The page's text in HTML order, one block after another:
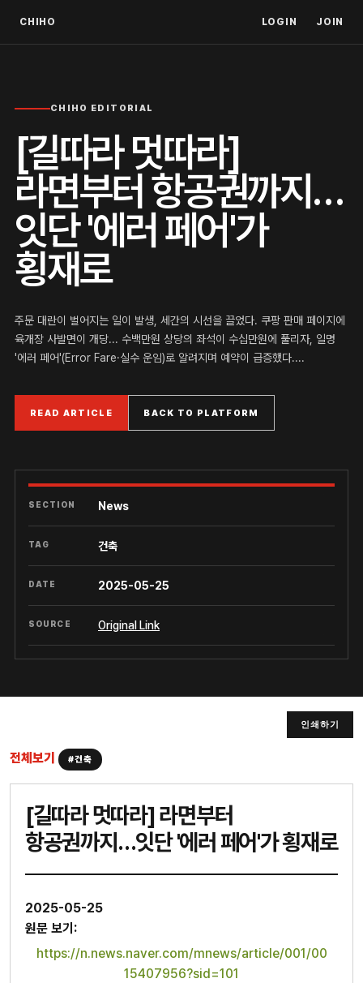
CHIHO LOGIN JOIN
CHIHO EDITORIAL
[길따라 멋따라]
라면부터 항공권까지…
잇단 '에러 페어'가
횡재로
주문 대란이 벌어지는 일이 발생, 세간의 시선을 끌었다. 쿠팡 판매 페이지에
육개장 사발면이 개당... 수백만원 상당의 좌석이 수십만원에 풀리자, 일명
'에러 페어'(Error Fare·실수 운임)로 알려지며 예약이 급증했다....
READ ARTICLE BACK TO PLATFORM
SECTION News
TAG 건축
DATE 2025-05-25
SOURCE Original Link
인쇄하기
전체보기 #건축
[길따라 멋따라] 라면부터
항공권까지…잇단 '에러 페어'가 횡재로
2025-05-25
원문 보기:
https://n.news.naver.com/mnews/article/001/00
15407956?sid=101